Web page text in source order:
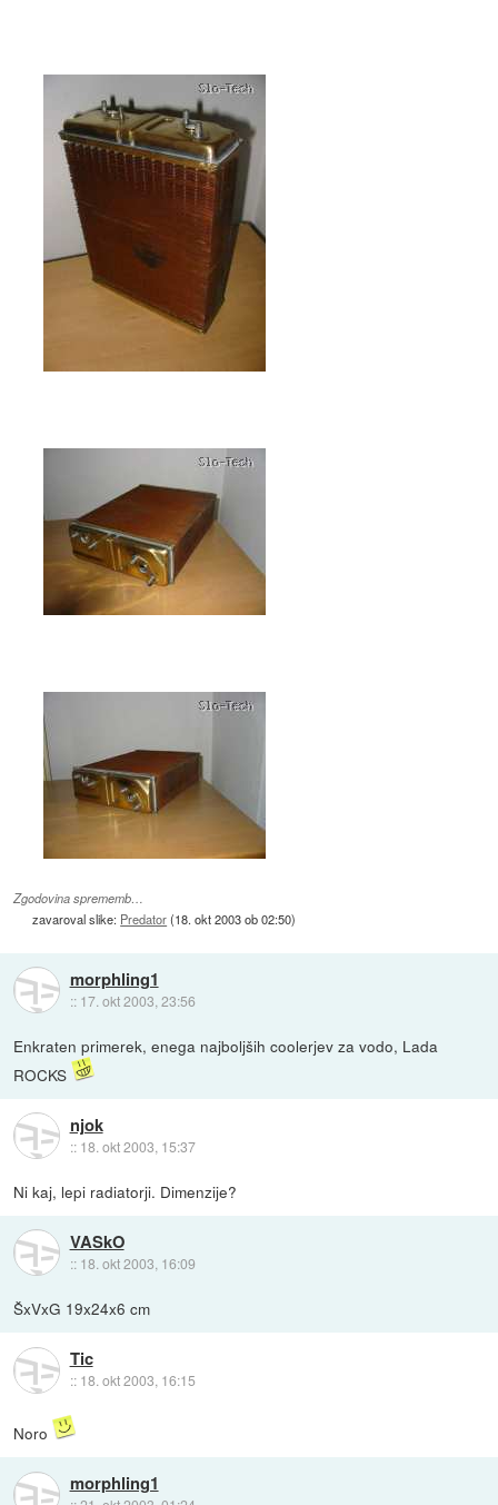
Zgodovina sprememb…
zavaroval slike: Predator(18. okt 2003 ob 02:50)
morphling1
:: 17. okt 2003, 23:56
Enkraten primerek, enega najboljših coolerjev za vodo, Lada
ROCKS
njok
:: 18. okt 2003, 15:37
Ni kaj, lepi radiatorji. Dimenzije?
VASkO
:: 18. okt 2003, 16:09
ŠxVxG 19x24x6 cm
Tic
:: 18. okt 2003, 16:15
Noro
morphling1